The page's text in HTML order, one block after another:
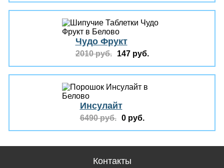
Чудо Фрукт
2010 руб. 147 руб.
Инсулайт
6490 руб. 0 руб.
Контакты